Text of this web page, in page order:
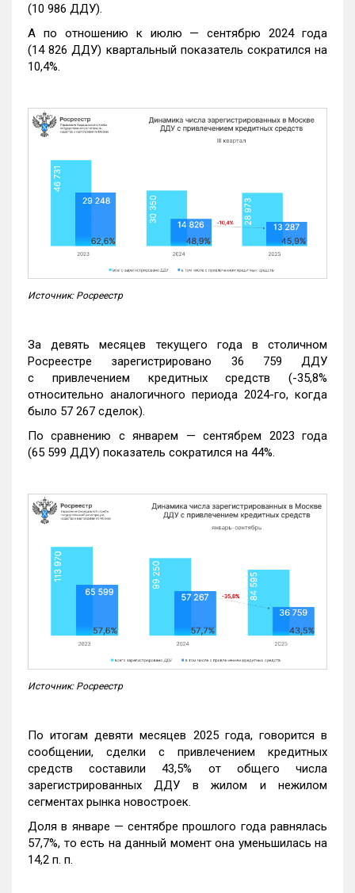
(10 986 ДДУ).
А по отношению к июлю — сентябрю 2024 года
(14 826 ДДУ) квартальный показатель сократился на
10,4%.
Источник: Росреестр
За девять месяцев текущего года в столичном
Росреестре зарегистрировано 36 759 ДДУ
с привлечением кредитных средств (-35,8%
относительно аналогичного периода 2024-го, когда
было 57 267 сделок).
По сравнению с январем — сентябрем 2023 года
(65 599 ДДУ) показатель сократился на 44%.
Источник: Росреестр
По итогам девяти месяцев 2025 года, говорится в
сообщении, сделки с привлечением кредитных
средств составили 43,5% от общего числа
зарегистрированных ДДУ в жилом и нежилом
сегментах рынка новостроек.
Доля в январе — сентябре прошлого года равнялась
57,7%, то есть на данный момент она уменьшилась на
14,2 п. п.